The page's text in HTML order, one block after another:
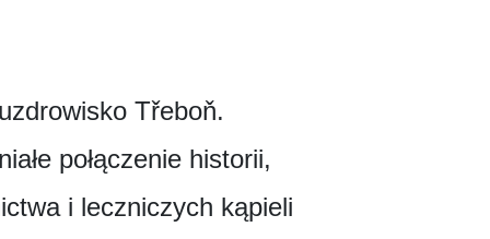
Třeboň.
połączenie historii,
i leczniczych kąpieli